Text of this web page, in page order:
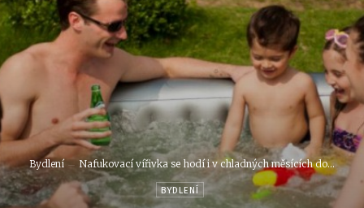
Bydlení Nafukovací vířivka se hodí i v chladných měsících do...
BYDLENÍ